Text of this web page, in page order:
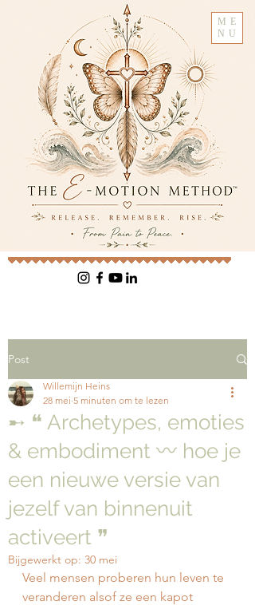
ME
NU
Post
➸ ❝ Archetypes, emoties
& embodiment 〰️ hoe je
een nieuwe versie van
jezelf van binnenuit
activeert ❞
Willemijn Heins
28 mei 5 minuten om te lezen
Bijgewerkt op: 30 mei
Veel mensen proberen hun leven te
veranderen alsof ze een kapot